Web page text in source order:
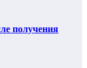
получения